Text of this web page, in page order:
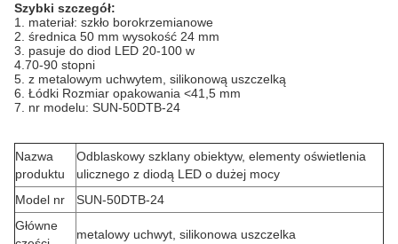
Szybki szczegół:
1. materiał: szkło borokrzemianowe
2. średnica 50 mm wysokość 24 mm
3. pasuje do diod LED 20-100 w
4.70-90 stopni
5. z metalowym uchwytem, ​​silikonową uszczelką
6. Łódki Rozmiar opakowania <41,5 mm
7. nr modelu: SUN-50DTB-24
Nazwa
produktu
Odblaskowy szklany obiektyw, elementy oświetlenia
ulicznego z diodą LED o dużej mocy
Model nr
SUN-50DTB-24
Główne
metalowy uchwyt, silikonowa uszczelka